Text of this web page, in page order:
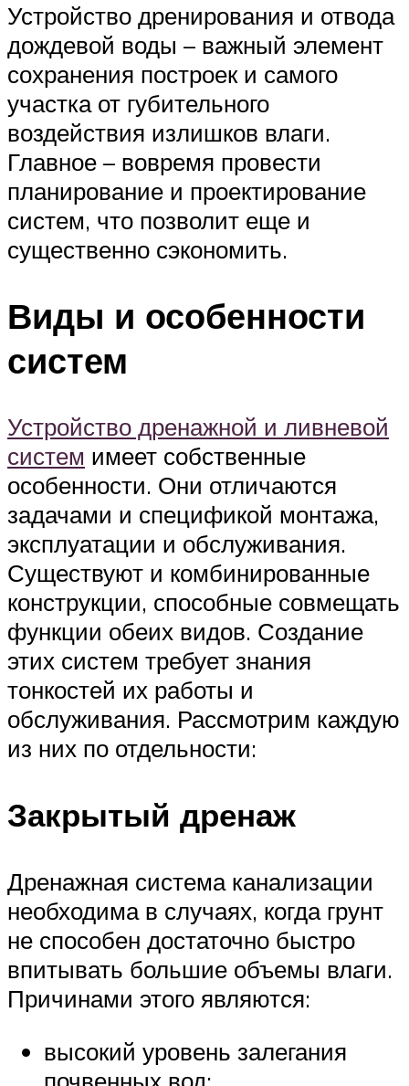
Устройство дренирования и отвода
дождевой воды – важный элемент
сохранения построек и самого
участка от губительного
воздействия излишков влаги.
Главное – вовремя провести
планирование и проектирование
систем, что позволит еще и
существенно сэкономить.
Виды и особенности
систем
Устройство дренажной и ливневой
систем имеет собственные
особенности. Они отличаются
задачами и спецификой монтажа,
эксплуатации и обслуживания.
Существуют и комбинированные
конструкции, способные совмещать
функции обеих видов. Создание
этих систем требует знания
тонкостей их работы и
обслуживания. Рассмотрим каждую
из них по отдельности:
Закрытый дренаж
Дренажная система канализации
необходима в случаях, когда грунт
не способен достаточно быстро
впитывать большие объемы влаги.
Причинами этого являются:
высокий уровень залегания